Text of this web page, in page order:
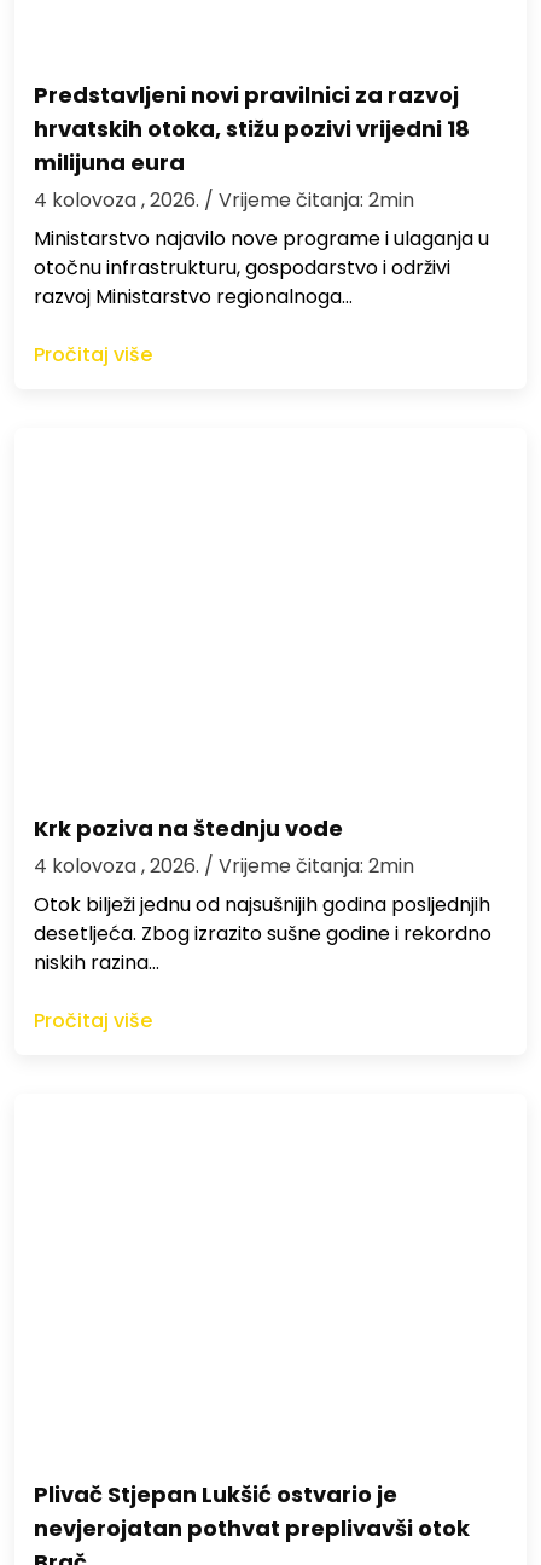
Predstavljeni novi pravilnici za razvoj
hrvatskih otoka, stižu pozivi vrijedni 18
milijuna eura
4 kolovoza , 2026. / Vrijeme čitanja: 2min
Ministarstvo najavilo nove programe i ulaganja u
otočnu infrastrukturu, gospodarstvo i održivi
razvoj Ministarstvo regionalnoga…
Pročitaj više
Krk poziva na štednju vode
4 kolovoza , 2026. / Vrijeme čitanja: 2min
Otok bilježi jednu od najsušnijih godina posljednjih
desetljeća. Zbog izrazito sušne godine i rekordno
niskih razina…
Pročitaj više
Plivač Stjepan Lukšić ostvario je
nevjerojatan pothvat preplivavši otok